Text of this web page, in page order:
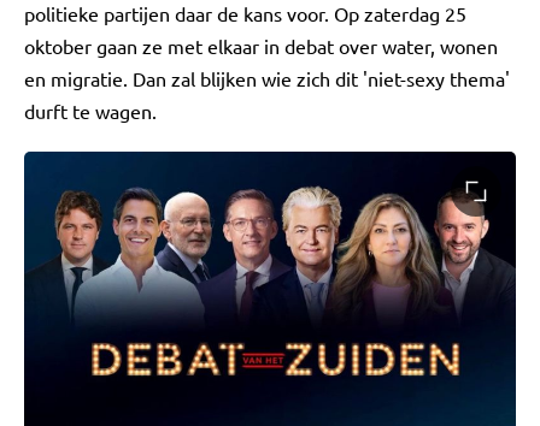
politieke partijen daar de kans voor. Op zaterdag 25
oktober gaan ze met elkaar in debat over water, wonen
en migratie. Dan zal blijken wie zich dit 'niet-sexy thema'
durft te wagen.